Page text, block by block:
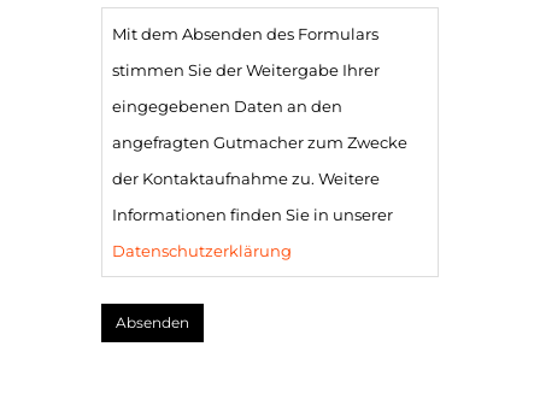
Mit dem Absenden des Formulars
stimmen Sie der Weitergabe Ihrer
eingegebenen Daten an den
angefragten Gutmacher zum Zwecke
der Kontaktaufnahme zu. Weitere
Informationen finden Sie in unserer
Datenschutzerklärung